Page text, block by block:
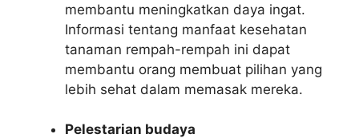
membantu meningkatkan daya ingat.
Informasi tentang manfaat kesehatan
tanaman rempah-rempah ini dapat
membantu orang membuat pilihan yang
lebih sehat dalam memasak mereka.
Pelestarian budaya